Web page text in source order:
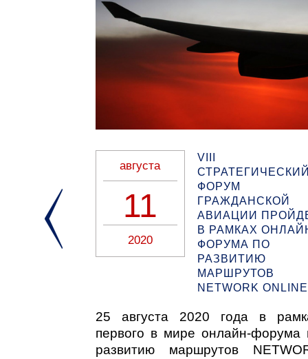
августа
11
2020
VIII
ФОРУМ
ГРАЖДАНСКОЙ
АВИАЦИИ
В РАМКАХ
ФОРУМА ПО
РАЗВИТИЮ
МАРШРУТОВ
NETWORK
25 августа 2020 года в
первого в мире онлайн-форума
развитию маршрутов